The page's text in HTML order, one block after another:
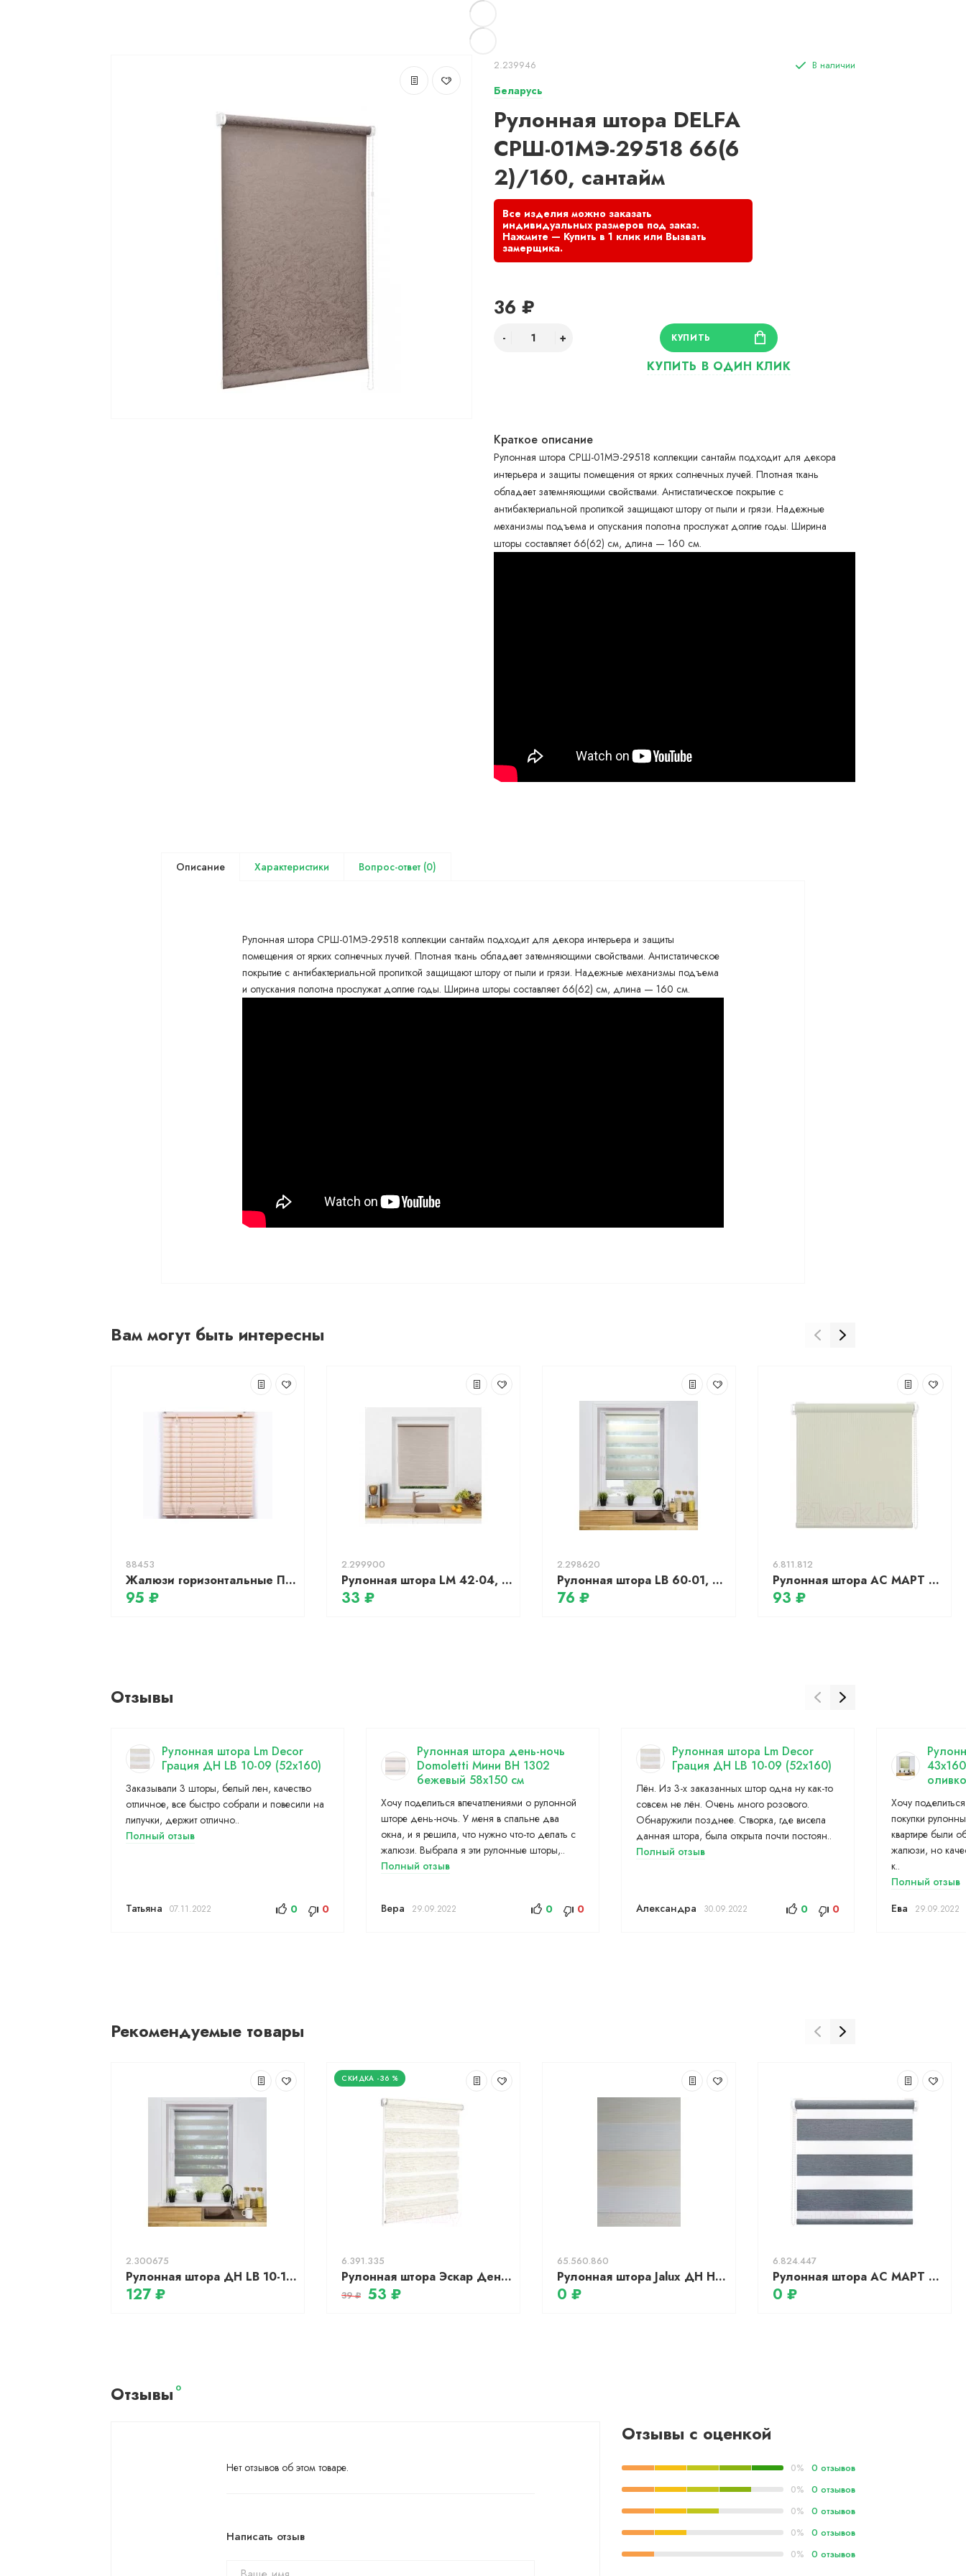
2.239946
Беларусь
Рулонная штора DELFA
СРШ-01МЭ-29518 66(6
2)/160, сантайм
36 ₽
Краткое описание
Рулонная штора СРШ-01МЭ-29518 коллекции сантайм подходит для декора
интерьера и защиты помещения от ярких солнечных лучей. Плотная ткань
обладает затемняющими свойствами. Антистатическое покрытие с
антибактериальной пропиткой защищают штору от пыли и грязи. Надежные
механизмы подъема и опускания полотна прослужат долгие годы. Ширина
шторы составляет 66(62) см, длина — 160 см.
Описание (0)
Рулонная штора СРШ-01МЭ-29518 коллекции сантайм подходит для декора интерьера и защиты
помещения от ярких солнечных лучей. Плотная ткань обладает затемняющими свойствами. Антистатическое
покрытие с антибактериальной пропиткой защищают штору от пыли и грязи. Надежные механизмы подъема
и опускания полотна прослужат долгие годы. Ширина шторы составляет 66(62) см, длина — 160 см.
Вам могут быть интересны
88453
Жалюзи горизонтальные ПВХ (пластиковые) 130х160 бежевый, МАГЕЛЛАН
95 ₽
2.299900
Рулонная штора LM 42-04, 43х160 см (серый/бежевый)
33 ₽
2.298620
Рулонная штора LB 60-01, 61х160см, жемчужный, день-ночь
76 ₽
6.811.812
Рулонная штора АС МАРТ Мадагаскар 30x200 (марципан)
93 ₽
Отзывы
Рулонная штора Lm Decor
Грация ДН LB 10-09 (52x160)
Заказывали 3 шторы, белый лен, качество
отличное, все быстро собрали и повесили на
липучки, держит отлично..
Полный отзыв
Татьяна 07.11.2022 0 0
Рулонная штора день-ночь
Domoletti Мини BH 1302
бежевый 58x150 см
Хочу поделиться впечатлениями о рулонной
шторе день-ночь. У меня в спальне два
окна, и я решила, что нужно что-то делать с
жалюзи. Выбрала я эти рулонные шторы,..
Полный отзыв
Вера 29.09.2022 0 0
Рулонная штора Lm Decor
Грация ДН LB 10-09 (52x160)
Лён. Из 3-х заказанных штор одна ну как-то
совсем не лён. Очень много розового.
Обнаружили позднее. Створка, где висела
данная штора, была открыта почти постоян..
Полный отзыв
Александра 30.09.2022 0 0
Хочу
покупки
квартире были
жалюзи, но
к..
Полный отзыв
Ева
29.09.2022
Рекомендуемые товары
2.300675
Рулонная штора ДН LB 10-17, 130х170см (серый, день-ночь)
127 ₽
-36 %
6.391.335
Рулонная штора Эскар День-Ночь 37x170 / 400502037 (лен)
39 ₽ 53 ₽
65.560.860
Рулонная штора Jalux ДН Натурель 903 58x135 (песочный)
0 ₽
6.824.447
Рулонная штора АС МАРТ Юпитер 100x200 (темно-серый)
0 ₽
Отзывы 0
Нет отзывов об этом товаре.
Написать отзыв
Отзывы с оценкой
0% 0 отзывов
0% 0 отзывов
0% 0 отзывов
0% 0 отзывов
0% 0 отзывов